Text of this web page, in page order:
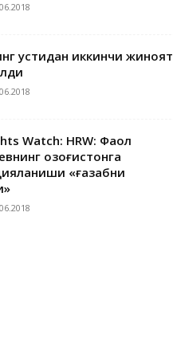
устидан иккинчи жиноят
Watch: HRW: Фаол
Қозоғистонга
«ғазабни